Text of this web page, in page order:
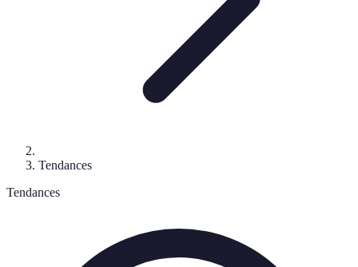
Tendances
Tendances